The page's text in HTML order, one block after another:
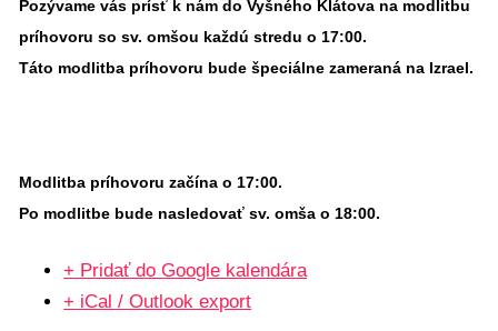
Pozývame vás prísť k nám do Vyšného Klátova na modlitbu
príhovoru so sv. omšou každú stredu o 17:00.
Táto modlitba príhovoru bude špeciálne zameraná na Izrael.
Modlitba príhovoru začína o 17:00.
Po modlitbe bude nasledovať sv. omša o 18:00.
+ Pridať do Google kalendára
+ iCal / Outlook export